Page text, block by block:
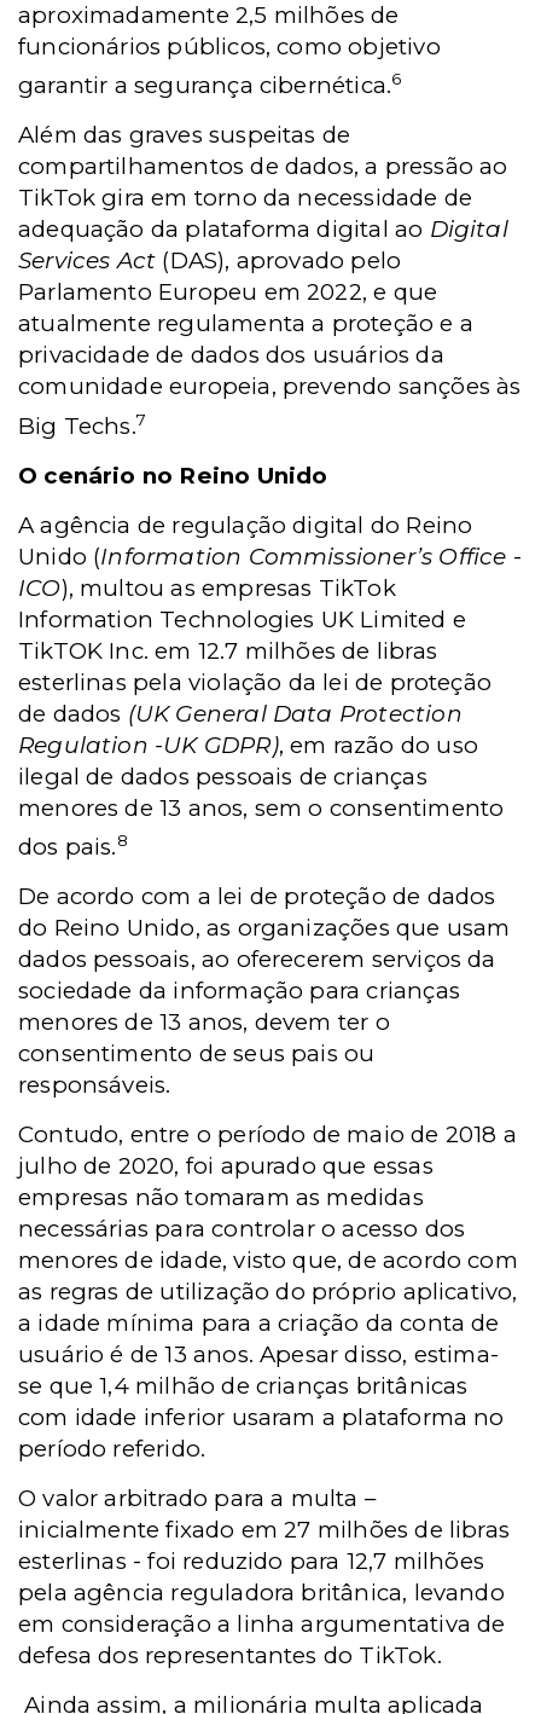
aproximadamente 2,5 milhões de
funcionários públicos, como objetivo
garantir a segurança cibernética.6
Além das graves suspeitas de
compartilhamentos de dados, a pressão ao
TikTok gira em torno da necessidade de
adequação da plataforma digital ao Digital
Services Act (DAS), aprovado pelo
Parlamento Europeu em 2022, e que
atualmente regulamenta a proteção e a
privacidade de dados dos usuários da
comunidade europeia, prevendo sanções às
Big Techs.7
O cenário no Reino Unido
A agência de regulação digital do Reino
Unido (Information Commissioner’s Office -
ICO), multou as empresas TikTok
Information Technologies UK Limited e
TikTOK Inc. em 12.7 milhões de libras
esterlinas pela violação da lei de proteção
de dados (UK General Data Protection
Regulation -UK GDPR), em razão do uso
ilegal de dados pessoais de crianças
menores de 13 anos, sem o consentimento
dos pais.8
De acordo com a lei de proteção de dados
do Reino Unido, as organizações que usam
dados pessoais, ao oferecerem serviços da
sociedade da informação para crianças
menores de 13 anos, devem ter o
consentimento de seus pais ou
responsáveis.
Contudo, entre o período de maio de 2018 a
julho de 2020, foi apurado que essas
empresas não tomaram as medidas
necessárias para controlar o acesso dos
menores de idade, visto que, de acordo com
as regras de utilização do próprio aplicativo,
a idade mínima para a criação da conta de
usuário é de 13 anos. Apesar disso, estima-
se que 1,4 milhão de crianças britânicas
com idade inferior usaram a plataforma no
período referido.
O valor arbitrado para a multa –
inicialmente fixado em 27 milhões de libras
esterlinas - foi reduzido para 12,7 milhões
pela agência reguladora britânica, levando
em consideração a linha argumentativa de
defesa dos representantes do TikTok.
Ainda assim, a milionária multa aplicada